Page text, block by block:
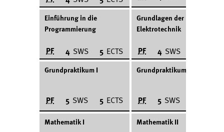
Einführung in die
Programmierung
PF 4 SWS 5 ECTS
Grundlagen der
Elektrotechnik
PF 4 SWS
Grundpraktikum I
PF 5 SWS 5 ECTS
Grundpraktikum II
PF 5 SWS
Mathematik I Mathematik II